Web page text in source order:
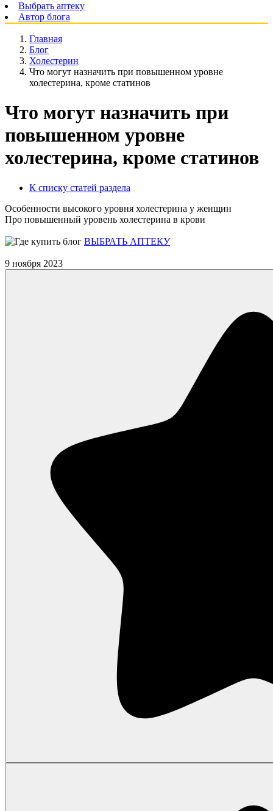
Выбрать аптеку
Автор блога
Главная
Блог
Холестерин
Что могут назначить при повышенном уровне
холестерина, кроме статинов
Что могут назначить при
повышенном уровне
холестерина, кроме статинов
К списку статей раздела
Особенности высокого уровня холестерина у женщин
Про повышенный уровень холестерина в крови
ВЫБРАТЬ АПТЕКУ
9 ноября 2023